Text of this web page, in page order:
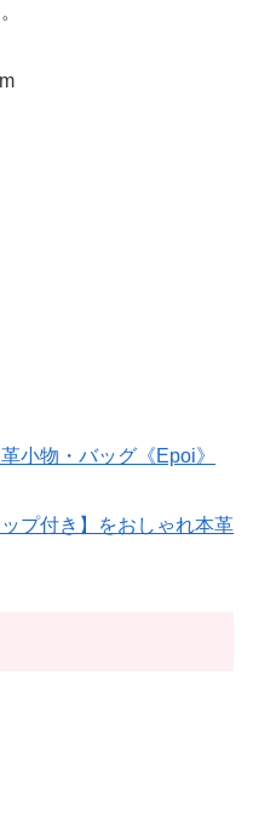
小物・バッグ《Epoi》
プ付き】をおしゃれ本革